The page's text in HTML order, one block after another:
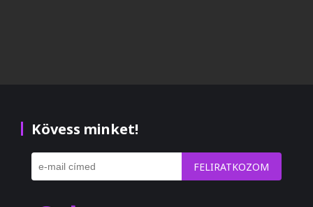
Kövess minket!
FELIRATKOZOM